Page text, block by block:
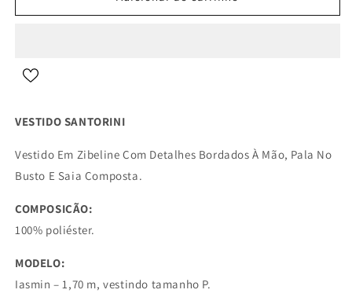
-
-
VESTIDO SANTORINI
Vestido Em Zibeline Com Detalhes Bordados À Mão, Pala No
Busto E Saia Composta.
COMPOSIÇÃO:
100% poliéster.
MODELO:
Iasmin – 1,70 m, vestindo tamanho P.